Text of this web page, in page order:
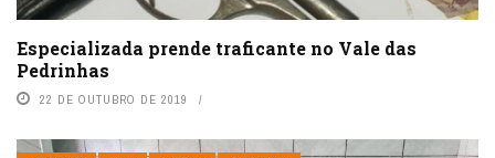
Especializada prende traficante no Vale das
Pedrinhas
22 DE OUTUBRO DE 2019